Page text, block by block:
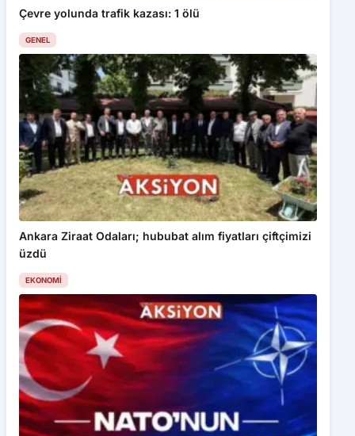
Çevre yolunda trafik kazası: 1 ölü
GENEL
Ankara Ziraat Odaları; hububat alım fiyatları çiftçimizi
üzdü
EKONOMI